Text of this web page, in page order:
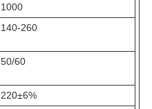
1000
140-260
50/60
220±6%